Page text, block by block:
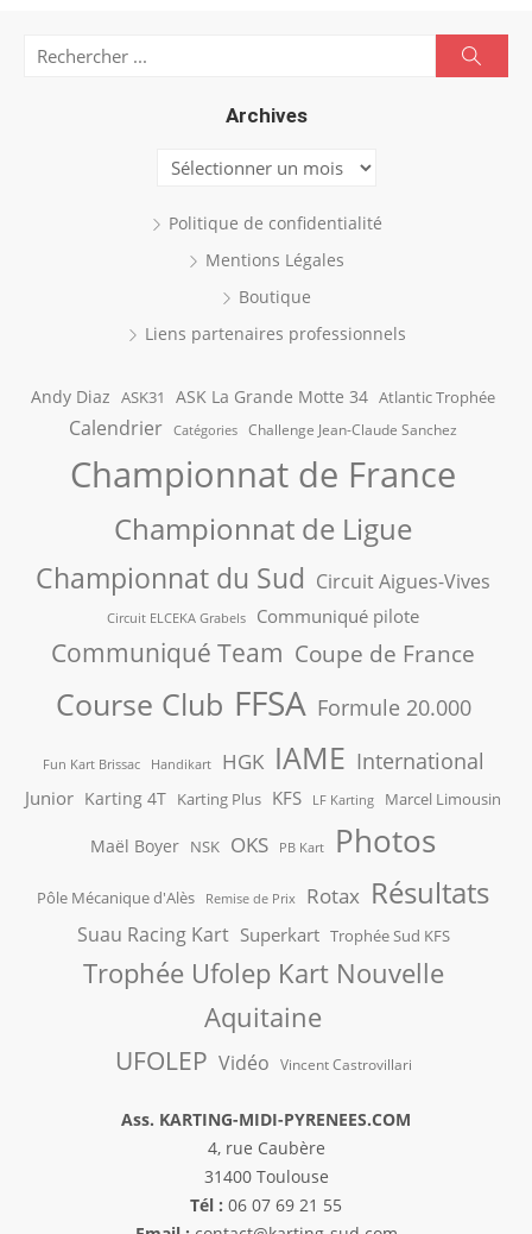
Archives
Archives
Politique de confidentialité
Mentions Légales
Boutique
Liens partenaires professionnels
Andy Diaz ASK31 ASK La Grande Motte 34 Atlantic Trophée
Calendrier Catégories Challenge Jean-Claude Sanchez
Championnat de France
Championnat de Ligue
Championnat du Sud Circuit Aigues-Vives
Circuit ELCEKA Grabels Communiqué pilote
Communiqué Team Coupe de France
Course Club FFSA Formule 20.000
Fun Kart Brissac Handikart HGK IAME International
Junior Karting 4T Karting Plus KFS LF Karting Marcel Limousin
Maël Boyer NSK OKS PB Kart Photos
Pôle Mécanique d'Alès Remise de Prix Rotax Résultats
Suau Racing Kart Superkart Trophée Sud KFS
Trophée Ufolep Kart Nouvelle
Aquitaine
UFOLEP Vidéo Vincent Castrovillari
Ass. KARTING-MIDI-PYRENEES.COM
4, rue Caubère
31400 Toulouse
Tél : 06 07 69 21 55